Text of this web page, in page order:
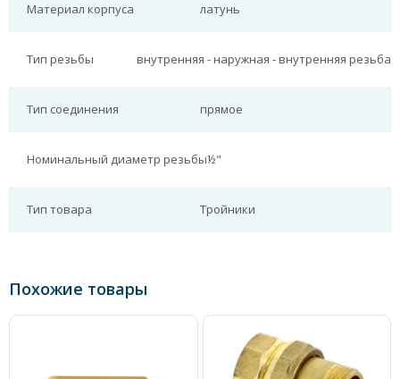
Материал корпуса латунь
Тип резьбы внутренняя - наружная - внутренняя резьба
Тип соединения прямое
Номинальный диаметр резьбы½"
Тип товара Тройники
Похожие товары